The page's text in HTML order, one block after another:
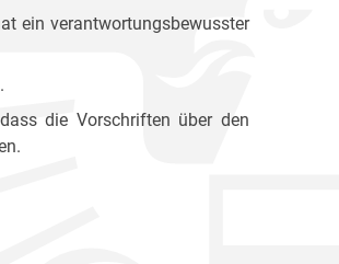
ein verantwortungsbewusster
die Vorschriften über den